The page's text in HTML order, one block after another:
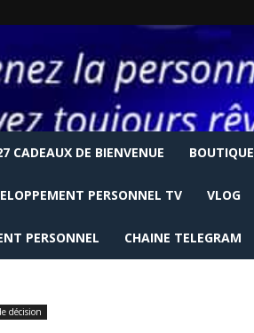
CADEAUX DE BIENVENUE BOUTIQUE
PERSONNEL TV VLOG
PERSONNEL CHAINE TELEGRAM
décision